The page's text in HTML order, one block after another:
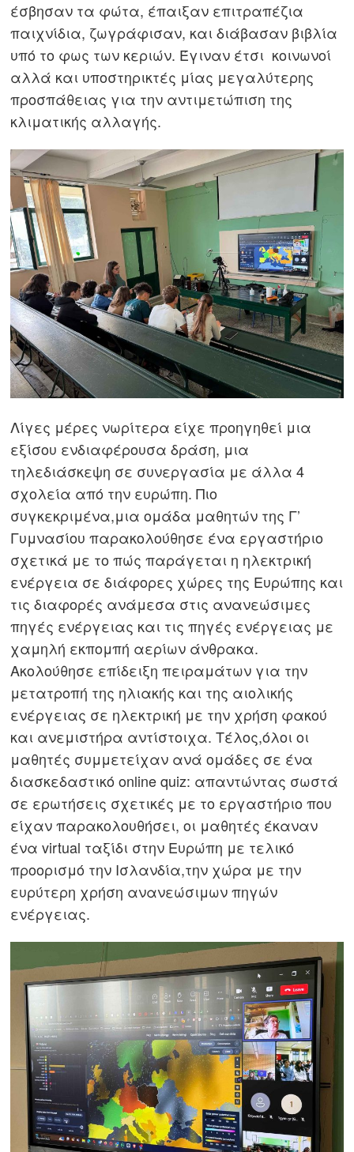
έσβησαν τα φώτα, έπαιξαν επιτραπέζια
παιχνίδια, ζωγράφισαν, και διάβασαν βιβλία
υπό το φως των κεριών. Έγιναν έτσι κοινωνοί
αλλά και υποστηρικτές μίας μεγαλύτερης
προσπάθειας για την αντιμετώπιση της
κλιματικής αλλαγής.
Λίγες μέρες νωρίτερα είχε προηγηθεί μια
εξίσου ενδιαφέρουσα δράση, μια
τηλεδιάσκεψη σε συνεργασία με άλλα 4
σχολεία από την ευρώπη. Πιο
συγκεκριμένα,μια ομάδα μαθητών της Γ’
Γυμνασίου παρακολούθησε ένα εργαστήριο
σχετικά με το πώς παράγεται η ηλεκτρική
ενέργεια σε διάφορες χώρες της Ευρώπης και
τις διαφορές ανάμεσα στις ανανεώσιμες
πηγές ενέργειας και τις πηγές ενέργειας με
χαμηλή εκπομπή αερίων άνθρακα.
Ακολούθησε επίδειξη πειραμάτων για την
μετατροπή της ηλιακής και της αιολικής
ενέργειας σε ηλεκτρική με την χρήση φακού
και ανεμιστήρα αντίστοιχα. Τέλος,όλοι οι
μαθητές συμμετείχαν ανά ομάδες σε ένα
διασκεδαστικό online quiz: απαντώντας σωστά
σε ερωτήσεις σχετικές με το εργαστήριο που
είχαν παρακολουθήσει, οι μαθητές έκαναν
ένα virtual ταξίδι στην Ευρώπη με τελικό
προορισμό την Ισλανδία,την χώρα με την
ευρύτερη χρήση ανανεώσιμων πηγών
ενέργειας.